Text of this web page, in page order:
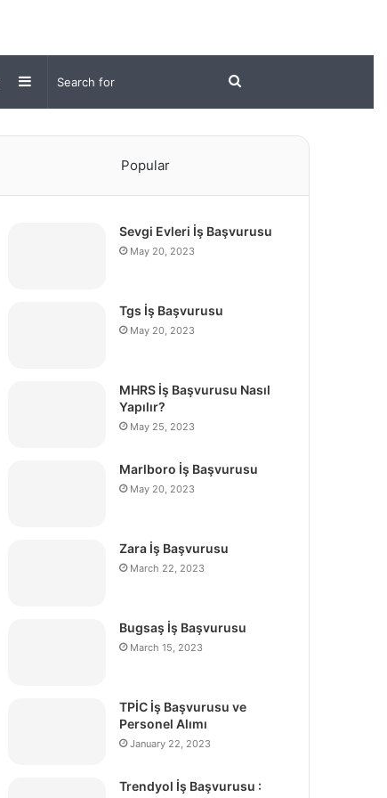
Search
for
Sidebar
Popular
Sevgi Evleri İş Başvurusu
May 20, 2023
Tgs İş Başvurusu
May 20, 2023
MHRS İş Başvurusu Nasıl
Yapılır?
May 25, 2023
Marlboro İş Başvurusu
May 20, 2023
Zara İş Başvurusu
March 22, 2023
Bugsaş İş Başvurusu
March 15, 2023
TPİC İş Başvurusu ve
Personel Alımı
January 22, 2023
Trendyol İş Başvurusu :